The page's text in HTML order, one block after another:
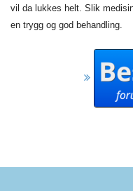
vil da lukkes helt. Slik
en trygg og god behandling.